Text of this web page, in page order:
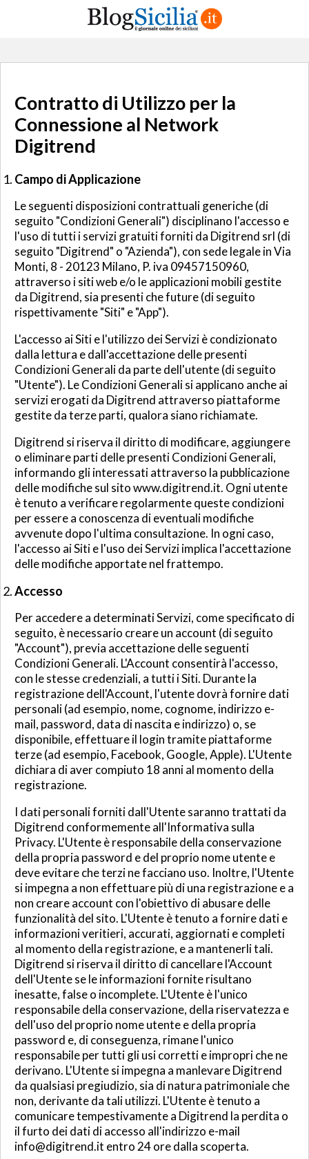
Contratto di Utilizzo per la
Connessione al Network
Digitrend
Campo di Applicazione
Le seguenti disposizioni contrattuali generiche (di
seguito "Condizioni Generali") disciplinano l'accesso e
l'uso di tutti i servizi gratuiti forniti da Digitrend srl (di
seguito "Digitrend" o "Azienda"), con sede legale in Via
Monti, 8 - 20123 Milano, P. iva 09457150960,
attraverso i siti web e/o le applicazioni mobili gestite
da Digitrend, sia presenti che future (di seguito
rispettivamente "Siti" e "App").
L'accesso ai Siti e l'utilizzo dei Servizi è condizionato
dalla lettura e dall'accettazione delle presenti
Condizioni Generali da parte dell'utente (di seguito
"Utente"). Le Condizioni Generali si applicano anche ai
servizi erogati da Digitrend attraverso piattaforme
gestite da terze parti, qualora siano richiamate.
Digitrend si riserva il diritto di modificare, aggiungere
o eliminare parti delle presenti Condizioni Generali,
informando gli interessati attraverso la pubblicazione
delle modifiche sul sito www.digitrend.it. Ogni utente
è tenuto a verificare regolarmente queste condizioni
per essere a conoscenza di eventuali modifiche
avvenute dopo l'ultima consultazione. In ogni caso,
l'accesso ai Siti e l'uso dei Servizi implica l'accettazione
delle modifiche apportate nel frattempo.
Accesso
Per accedere a determinati Servizi, come specificato di
seguito, è necessario creare un account (di seguito
"Account"), previa accettazione delle seguenti
Condizioni Generali. L'Account consentirà l'accesso,
con le stesse credenziali, a tutti i Siti. Durante la
registrazione dell'Account, l'utente dovrà fornire dati
personali (ad esempio, nome, cognome, indirizzo e-
mail, password, data di nascita e indirizzo) o, se
disponibile, effettuare il login tramite piattaforme
terze (ad esempio, Facebook, Google, Apple). L'Utente
dichiara di aver compiuto 18 anni al momento della
registrazione.
I dati personali forniti dall'Utente saranno trattati da
Digitrend conformemente all'Informativa sulla
Privacy. L'Utente è responsabile della conservazione
della propria password e del proprio nome utente e
deve evitare che terzi ne facciano uso. Inoltre, l'Utente
si impegna a non effettuare più di una registrazione e a
non creare account con l'obiettivo di abusare delle
funzionalità del sito. L'Utente è tenuto a fornire dati e
informazioni veritieri, accurati, aggiornati e completi
al momento della registrazione, e a mantenerli tali.
Digitrend si riserva il diritto di cancellare l'Account
dell'Utente se le informazioni fornite risultano
inesatte, false o incomplete. L'Utente è l'unico
responsabile della conservazione, della riservatezza e
dell'uso del proprio nome utente e della propria
password e, di conseguenza, rimane l'unico
responsabile per tutti gli usi corretti e impropri che ne
derivano. L'Utente si impegna a manlevare Digitrend
da qualsiasi pregiudizio, sia di natura patrimoniale che
non, derivante da tali utilizzi. L'Utente è tenuto a
comunicare tempestivamente a Digitrend la perdita o
il furto dei dati di accesso all'indirizzo e-mail
info@digitrend.it entro 24 ore dalla scoperta.